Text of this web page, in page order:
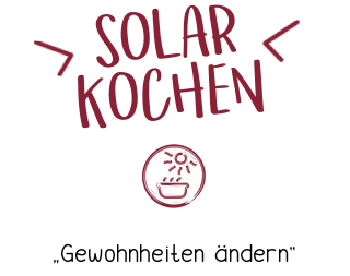
SOLAR
KOCHEN
„Gewohnheiten ändern“